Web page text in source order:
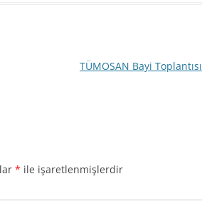
TÜMOSAN Bayi Toplantısı
* ile işaretlenmişlerdir